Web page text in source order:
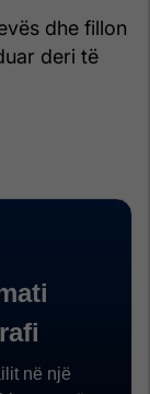
dhe fillon
deri të